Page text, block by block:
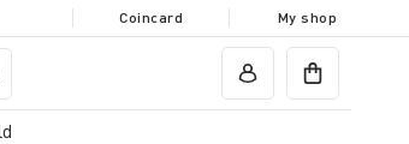
Coincard My shop